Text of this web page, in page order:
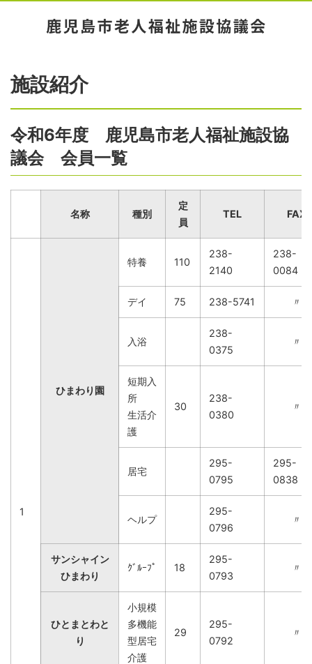
施設紹介
令和6年度 鹿児島市老人福祉施設協
議会 会員一覧
名称 種別
定
員
TEL FAX
1
ひまわり園
特養 110
238-
2140
238-
0084
デイ 75 238-5741 〃
入浴
238-
0375
〃
短期入
所
生活介
護
30
238-
0380
〃
居宅
295-
0795
295-
0838
ヘルプ
295-
0796
〃
サンシャイン
ひまわり
ｸﾞﾙｰﾌﾟ 18
295-
0793
〃
ひとまとわと
り
小規模
多機能
型居宅
介護
29
295-
0792
〃